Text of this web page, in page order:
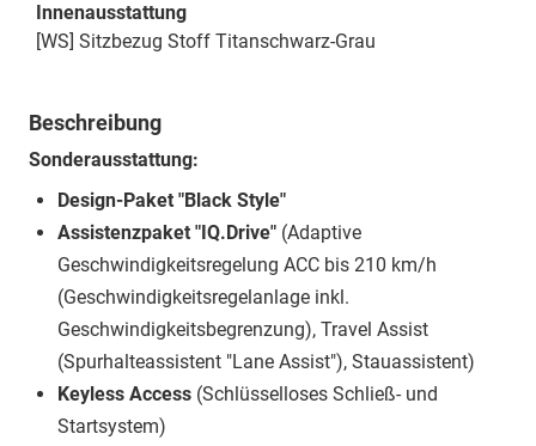
Innenausstattung
[WS] Sitzbezug Stoff Titanschwarz-Grau
Beschreibung
Sonderausstattung:
Design-Paket "Black Style"
Assistenzpaket "IQ.Drive" (Adaptive
Geschwindigkeitsregelung ACC bis 210 km/h
(Geschwindigkeitsregelanlage inkl.
Geschwindigkeitsbegrenzung), Travel Assist
(Spurhalteassistent "Lane Assist"), Stauassistent)
Keyless Access (Schlüsselloses Schließ- und
Startsystem)